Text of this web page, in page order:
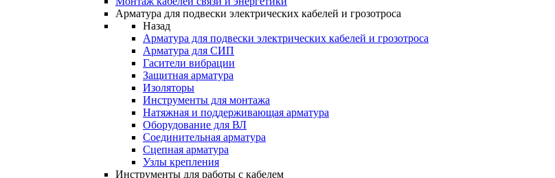
Арматура для подвески электрических кабелей и грозотроса
Назад
Арматура для подвески электрических кабелей и грозотроса
Арматура для СИП
Гасители вибрации
Защитная арматура
Изоляторы
Инструменты для монтажа
Натяжная и поддерживающая арматура
Оборудование для ВЛ
Соединительная арматура
Сцепная арматура
Узлы крепления
Инструменты для работы с кабелем